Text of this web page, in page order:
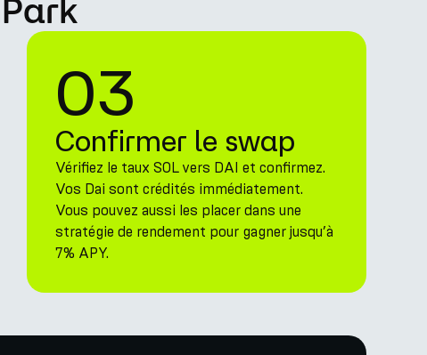
03
Confirmer le swap
Vérifiez le taux SOL vers DAI et confirmez.
Vos Dai sont crédités immédiatement.
Vous pouvez aussi les placer dans une
stratégie de rendement pour gagner jusqu’à
7% APY.